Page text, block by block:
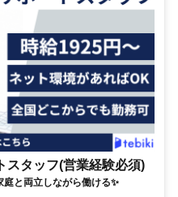
スタッフ(営業経験必須)
と両立しながら働ける✨